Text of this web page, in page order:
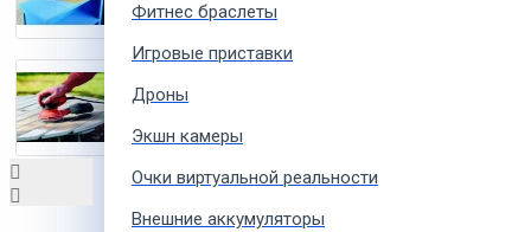
Фитнес браслеты
Игровые приставки
Дроны
Экшн камеры
Очки виртуальной реальности
Внешние аккумуляторы